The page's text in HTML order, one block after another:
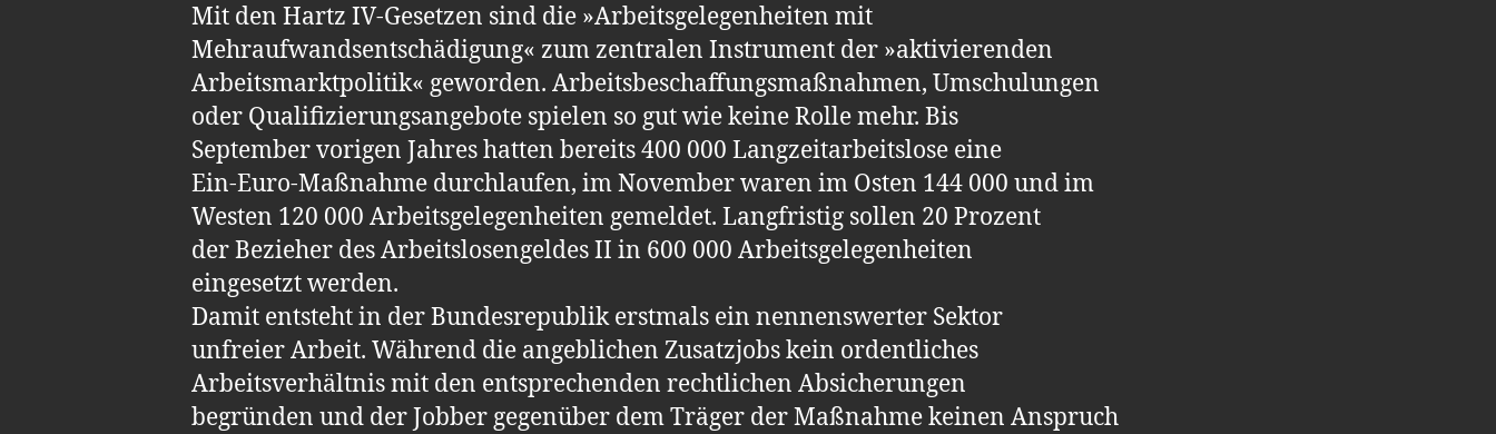
Mit den Hartz IV-Gesetzen sind die »Arbeitsgelegenheiten mit
Mehraufwandsentschädigung« zum zentralen Instrument der »aktivierenden
Arbeitsmarktpolitik« geworden. Arbeitsbeschaffungsmaßnahmen, Umschulungen
oder Qualifizierungsan­gebote spielen so gut wie keine Rolle mehr. Bis
September vorigen Jahres hatten bereits 400 000 Langzeitarbeitslose eine
Ein-Euro-Maßnahme durch­laufen, im November waren im Osten 144 000 und im
Westen 120 000 Arbeitsgelegenheiten gemeldet. Langfristig sollen 20 Prozent
der Bezieher des Arbeitslosengeldes II in 600 000 Arbeitsgelegenheiten
eingesetzt werden.
Damit entsteht in der Bundesrepublik erstmals ein nennenswerter Sektor
unfreier Arbeit. Während die angeblichen Zusatzjobs kein ordentliches
Arbeitsverhältnis mit den entsprechenden recht­lichen Absicherungen
begründen und der Jobber gegenüber dem Träger der Maßnahme keinen Anspruch